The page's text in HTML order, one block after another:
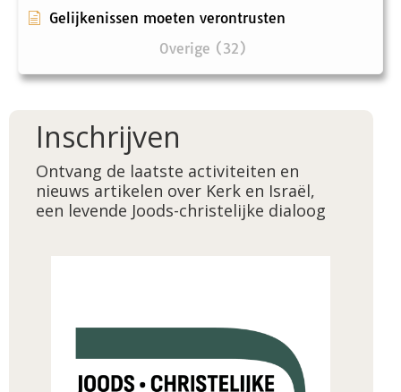
Gelijkenissen moeten verontrusten
Overige (32)
Inschrijven
Ontvang de laatste activiteiten en
nieuws artikelen over Kerk en Israël,
een levende Joods-christelijke dialoog